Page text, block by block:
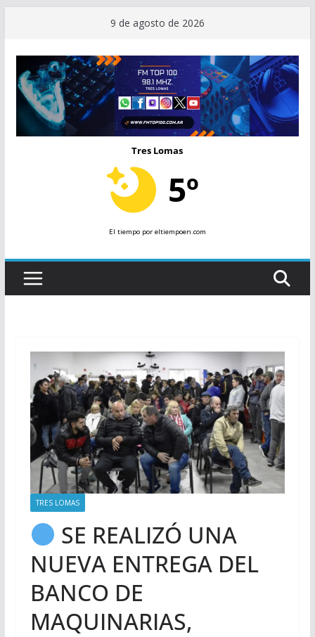
contenido
9 de agosto de 2026
Tres Lomas
5º
El tiempopor eltiempoen.com
TRES LOMAS
SE REALIZÓ UNA
NUEVA ENTREGA DEL
BANCO DE
MAQUINARIAS,